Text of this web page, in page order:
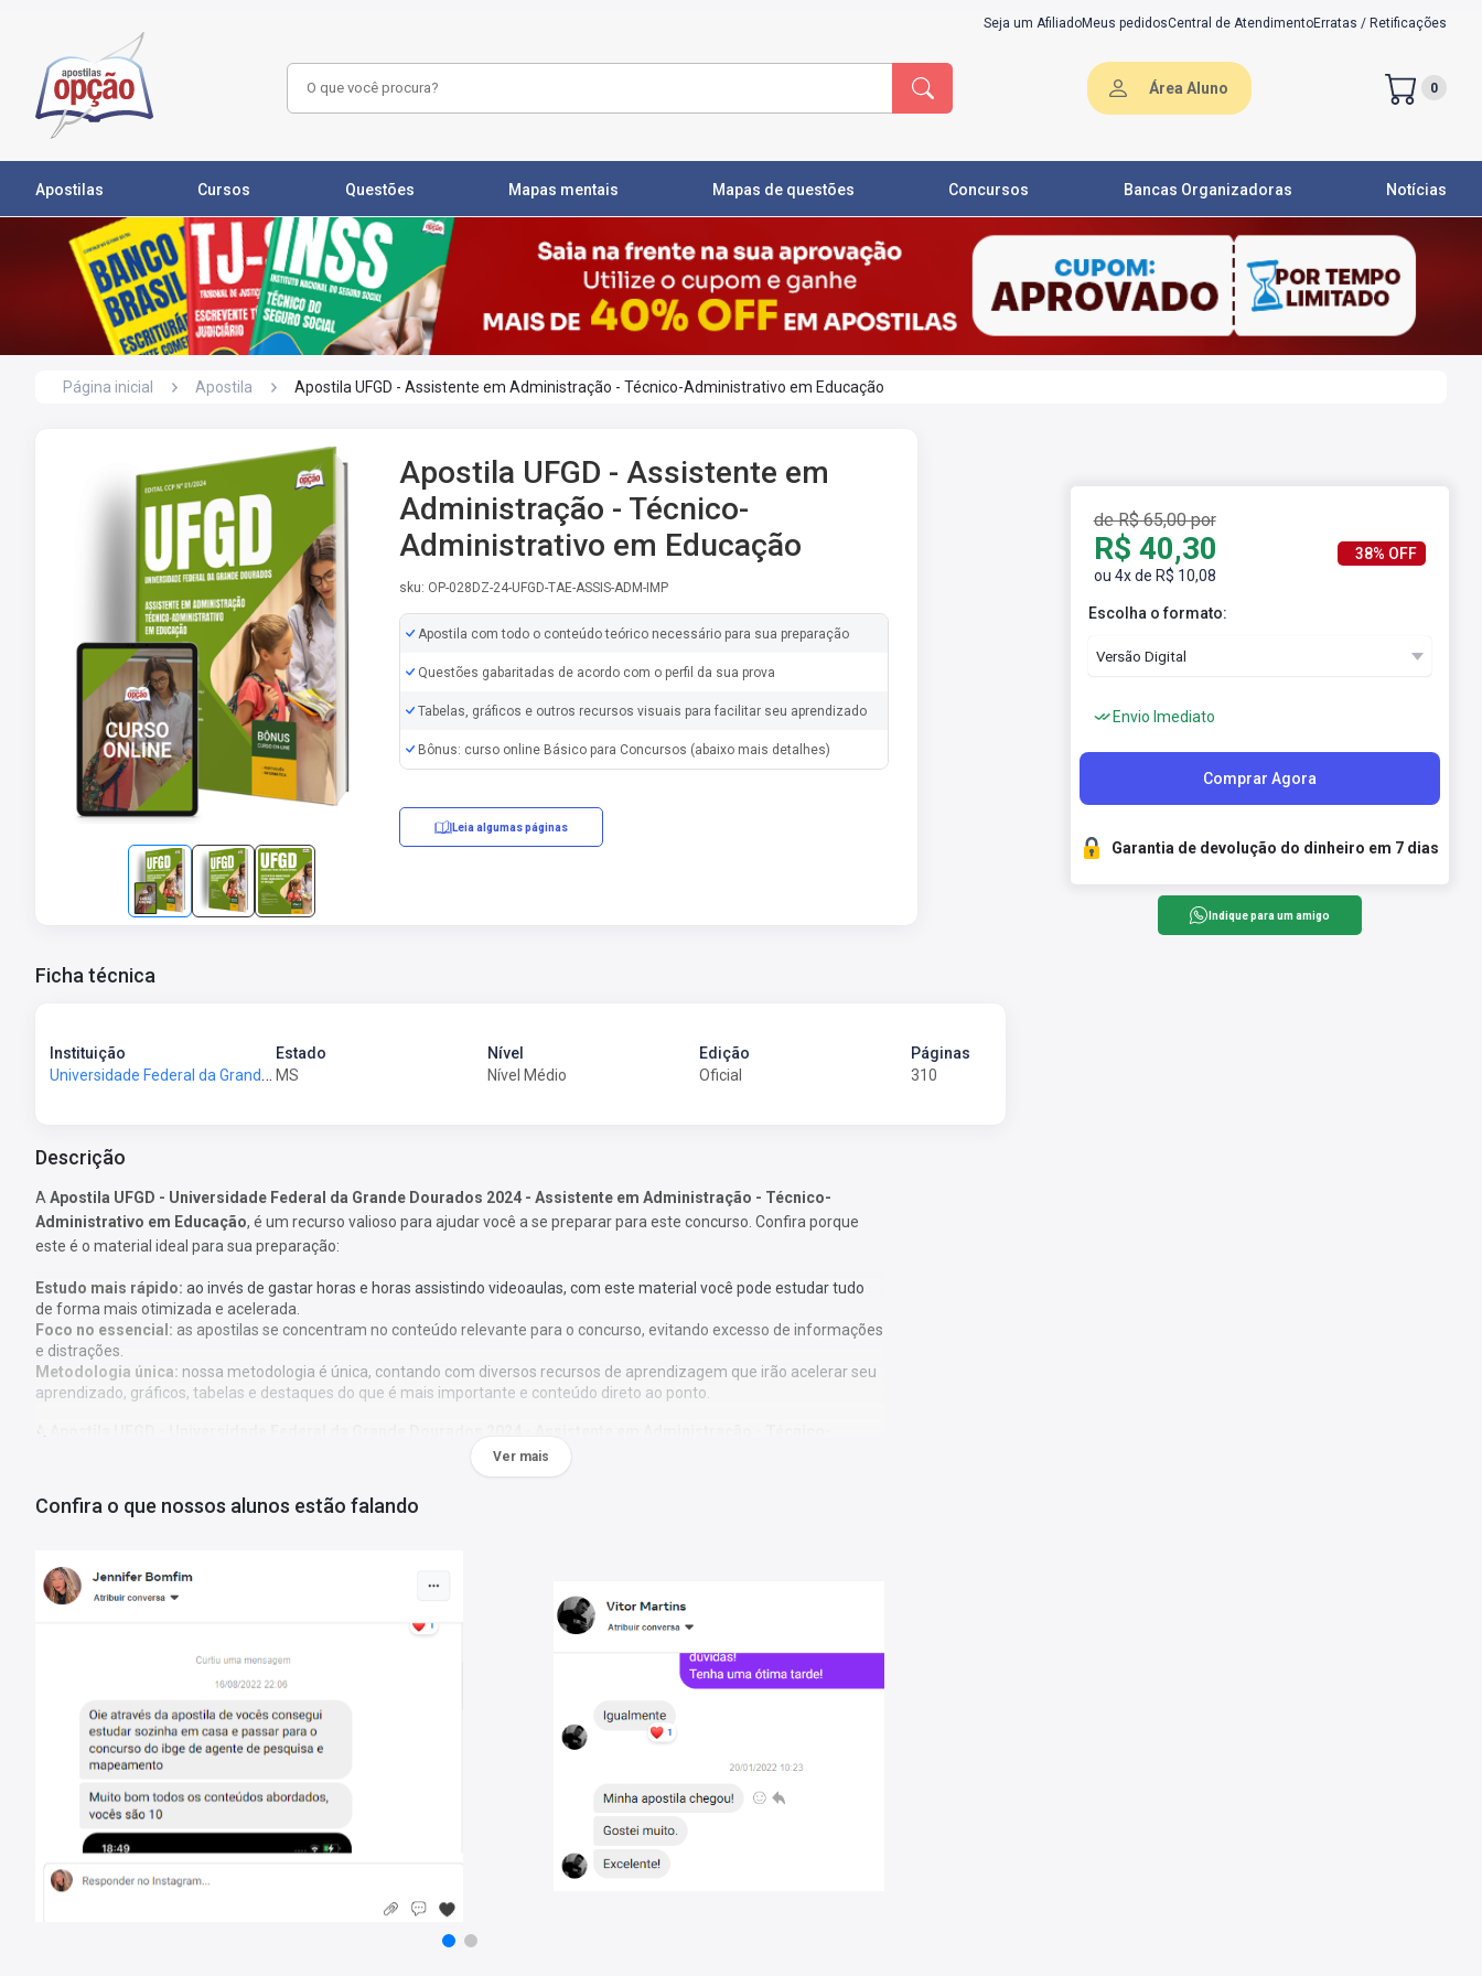
Seja um AfiliadoMeus pedidosCentral de AtendimentoErratas / Retificações
Área Aluno 0
Apostilas Cursos Questões Mapas mentais Mapas de questões Concursos Bancas Organizadoras Notícias
Página inicial Apostila Apostila UFGD - Assistente em Administração - Técnico-Administrativo em Educação
Apostila UFGD - Assistente em
Administração - Técnico-
Administrativo em Educação
sku: OP-028DZ-24-UFGD-TAE-ASSIS-ADM-IMP
Apostila com todo o conteúdo teórico necessário para sua preparação
Questões gabaritadas de acordo com o perfil da sua prova
Tabelas, gráficos e outros recursos visuais para facilitar seu aprendizado
Bônus: curso online Básico para Concursos (abaixo mais detalhes)
Leia algumas páginas
Ficha técnica
Instituição
Universidade Federal da Grande Dourados-MS - UFGD
Estado
MS
Nível
Nível Médio
Edição
Oficial
Páginas
310
Descrição
A Apostila UFGD - Universidade Federal da Grande Dourados 2024 - Assistente em Administração - Técnico-
Administrativo em Educação, é um recurso valioso para ajudar você a se preparar para este concurso. Confira porque
este é o material ideal para sua preparação:
Estudo mais rápido: ao invés de gastar horas e horas assistindo videoaulas, com este material você pode estudar tudo
de forma mais otimizada e acelerada.
Foco no essencial: as apostilas se concentram no conteúdo relevante para o concurso, evitando excesso de informações
e distrações.
Metodologia única: nossa metodologia é única, contando com diversos recursos de aprendizagem que irão acelerar seu
aprendizado, gráficos, tabelas e destaques do que é mais importante e conteúdo direto ao ponto.
A
foi elaborada de acordo com o edital 01/2024, por professores especializados em cada
O que você vai receber:
Questões gabaritadas:
Recursos visuais: Tabelas, gráficos e outros elementos visuais para facilitar a compreensão dos tópicos mais complexos;
Acesso ao Curso Online Básico para Concursos (detalhes abaixo), para complementar sua preparação.
Bônus: o que você recebe no curso Básico para Concursos
Com este curso você aprenderá o essencial para estudar com qualidade e aproveitar ao máximo este material. São
videoaulas dessas matérias: português, informática, raciocínio lógico matemático, matemática e direito constitucional.
Matérias da Apostila:
Língua Portuguesa
Administração Pública, Legislação Relativa ao Servidor e Ética no Serviço Público
Informática
Legislação Educacional e Normativas da UFGD
Conhecimentos Gerais Sobre a Cidade de Dourados/MS
de materiais para concursos públicos do Brasil e seremos sua parceira ideal na jornada
rumo ao sucesso. Com anos de experiência, somos líderes no mercado de recursos didáticos, comprometidos com a
Ver mais
Confira o que nossos alunos estão falando
de R$ 65,00 por
R$ 40,30
ou 4x de R$ 10,08
38% OFF
Escolha o formato:
Envio Imediato
Comprar Agora
Garantia de devolução do dinheiro em 7 dias
Indique para um amigo